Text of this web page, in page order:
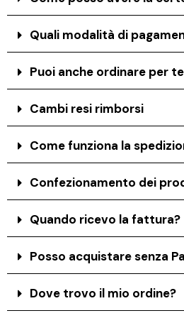
Quali modalità di
Puoi anche ordinare per
Cambi resi rimborsi
Come funziona la
Confezionamento dei
Quando ricevo la fattura?
Posso acquistare senza
Dove trovo il mio ordine?